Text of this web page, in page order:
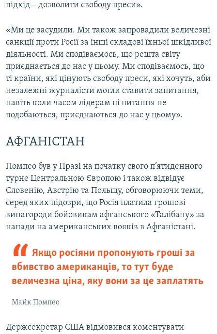
підхід – дозволити свободу преси».
«Ми це засудили. Ми також запровадили величезні
санкції проти Росії за інші складові їхньої шкідливої
діяльності. Ми сподіваємось, що решта світу
приєднається до нас у цьому. Ми сподіваємось, що
ті країни, які цінують свободу преси, які хочуть, аби
незалежні журналісти могли ставити запитання,
навіть коли часом лідерам ці питання не
подобаються, приєднаються до нас у цьому».
АФГАНІСТАН
Помпео був у Празі на початку свого п’ятиденного
турне Центральною Європою і також відвідує
Словенію, Австрію та Польщу, обговорюючи теми,
серед яких підозри, що Росія платила грошові
винагороди бойовикам афганського «Талібану» за
напади на американських вояків в Афганістані.
Якщо росіяни пропонують гроші за
вбивство американців, то тут буде
величезна ціна, яку вони за це заплатять
Майк Помпео
Держсекретар США відмовився коментувати